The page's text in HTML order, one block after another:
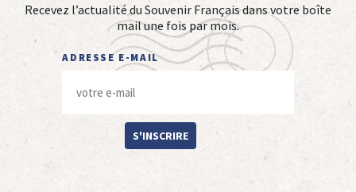
Recevez l’actualité du Souvenir Français dans votre boîte
mail une fois par mois.
ADRESSE E-MAIL
S'INSCRIRE